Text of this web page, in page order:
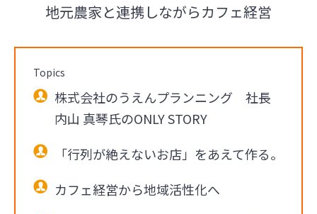
地元農家と連携しながらカフェ経営
Topics
株式会社のうえんプランニング 社長
内山 真琴氏のONLY STORY
「行列が絶えないお店」をあえて作る。
カフェ経営から地域活性化へ